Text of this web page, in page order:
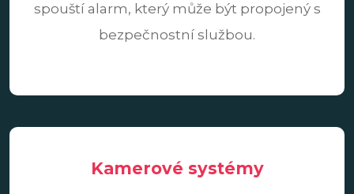
spouští alarm, který může být propojený s
bezpečnostní službou.
Kamerové systémy